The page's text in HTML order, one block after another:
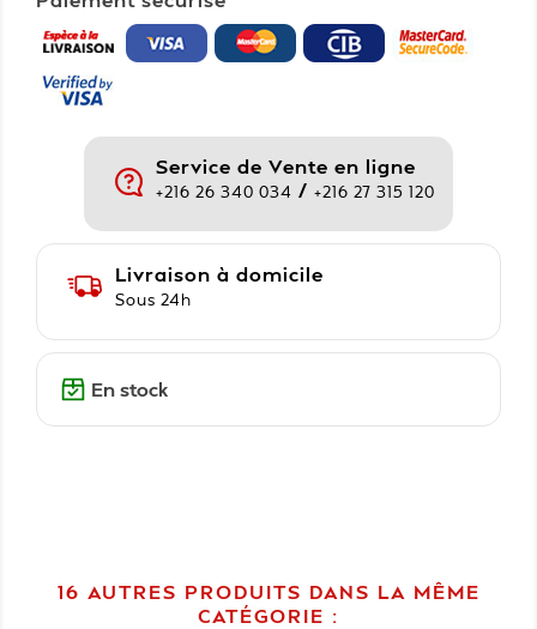
Service de Vente en ligne
+216 26 340 034 / +216 27 315 120
Livraison à domicile
Sous 24h
En stock
16 AUTRES PRODUITS DANS LA MÊME
CATÉGORIE :